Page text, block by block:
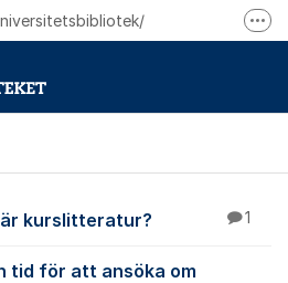
är kurslitteratur? 1
tid för att ansöka om